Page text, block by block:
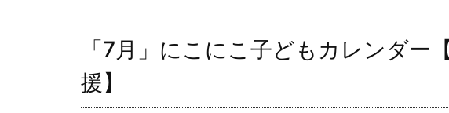
「7月」にこにこ子どもカレンダー
援】